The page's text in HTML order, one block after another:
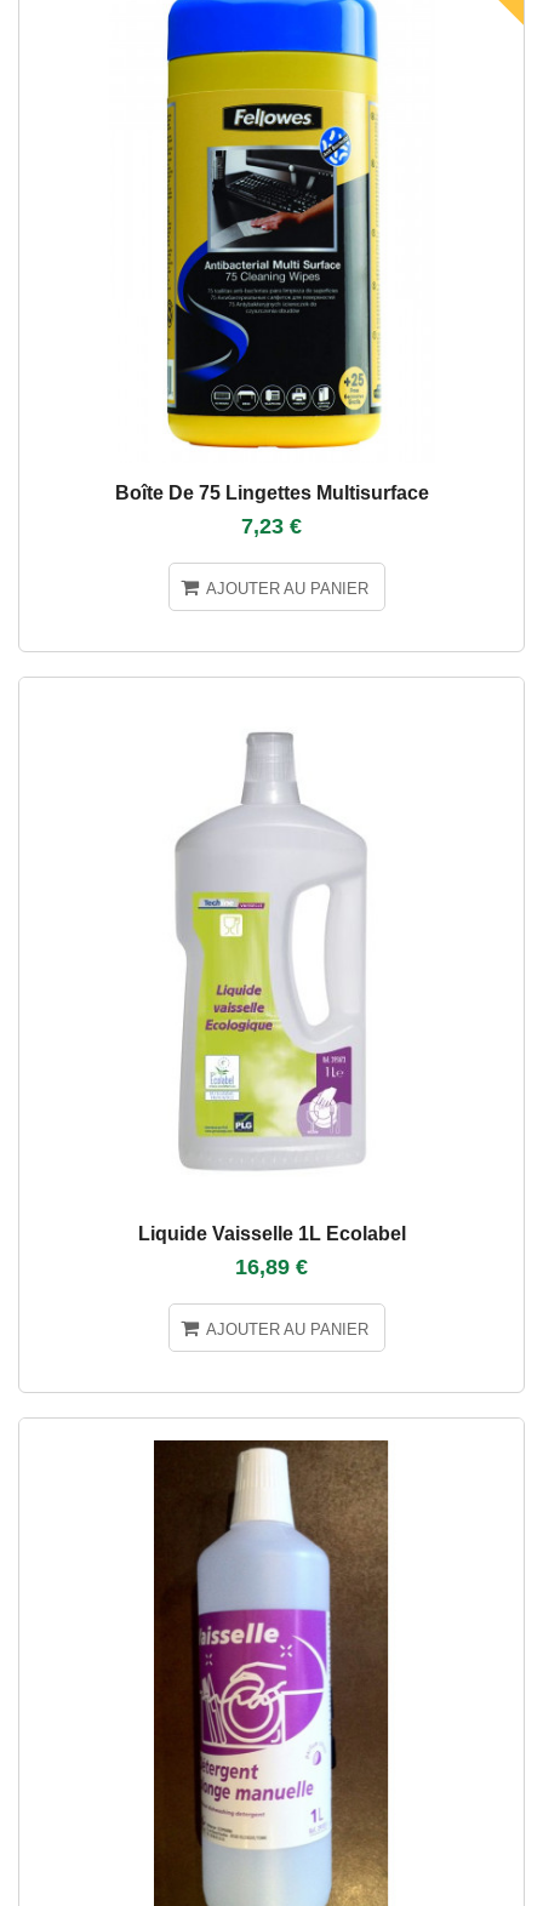
Boîte De 75 Lingettes Multisurface
7,23 €
AJOUTER AU PANIER
Liquide Vaisselle 1L Ecolabel
16,89 €
AJOUTER AU PANIER